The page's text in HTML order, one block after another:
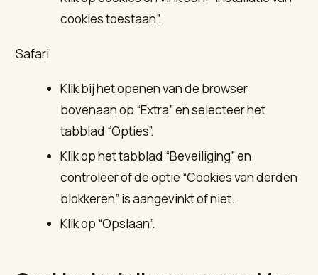
cookies toestaan”.
Safari
Klik bij het openen van de browser
bovenaan op “Extra” en selecteer het
tabblad “Opties”.
Klik op het tabblad “Beveiliging” en
controleer of de optie “Cookies van derden
blokkeren” is aangevinkt of niet.
Klik op “Opslaan”.